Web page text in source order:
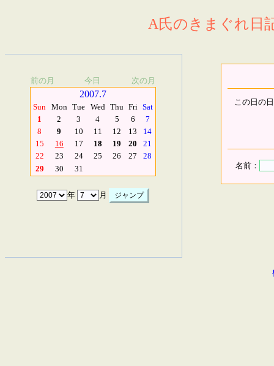
A氏のきまぐれ日
前の月 今日 次の月
2007.7
Sun Mon Tue Wed Thu Fri Sat
1
2 3 4 5 6
7
8
9 10 11 12 13
14
15
16 17 18 19 20
21
22
23 24 25 26 27
28
29
30 31
年 月
この日の
名前：